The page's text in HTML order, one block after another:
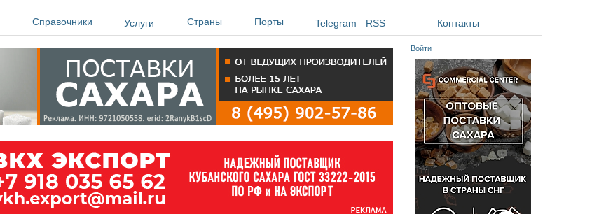
Справочники Услуги Страны Порты Telegram RSS Контакты
Войти